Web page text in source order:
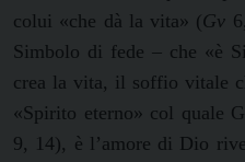
colui «che dà la vita» ( Gv
Simbolo di fede – che «è
crea la vita, il soffio vitale
«Spirito eterno» col quale
9, 14), è l’amore di Dio